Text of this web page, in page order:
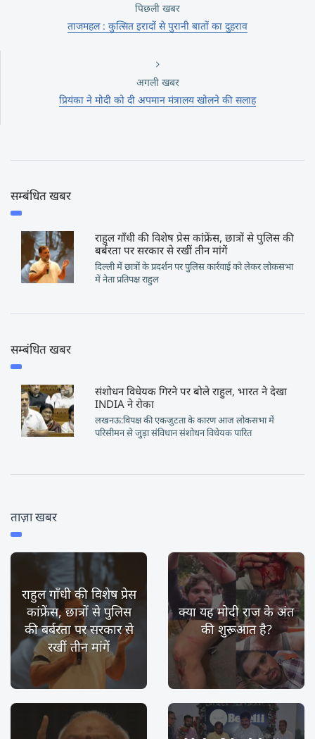
पिछली खबर
ताजमहल : कुत्सित इरादों से पुरानी बातों का दुहराव
अगली खबर
प्रियंका ने मोदी को दी अपमान मंत्रालय खोलने की सलाह
सम्बंधित खबर
राहुल गाँधी की विशेष प्रेस कांफ्रेंस, छात्रों से पुलिस की
बर्बरता पर सरकार से रखीं तीन मांगें
दिल्ली में छात्रों के प्रदर्शन पर पुलिस कार्रवाई को लेकर लोकसभा
में नेता प्रतिपक्ष राहुल
सम्बंधित खबर
संशोधन विधेयक गिरने पर बोले राहुल, भारत ने देखा
INDIA ने रोका
लखनऊ:विपक्ष की एकजुटता के कारण आज लोकसभा में
परिसीमन से जुड़ा संविधान संशोधन विधेयक पारित
ताज़ा खबर
राहुल गाँधी की विशेष प्रेस
कांफ्रेंस, छात्रों से पुलिस
की बर्बरता पर सरकार से
रखीं तीन मांगें
क्या यह मोदी राज के अंत
की शुरूआत है?